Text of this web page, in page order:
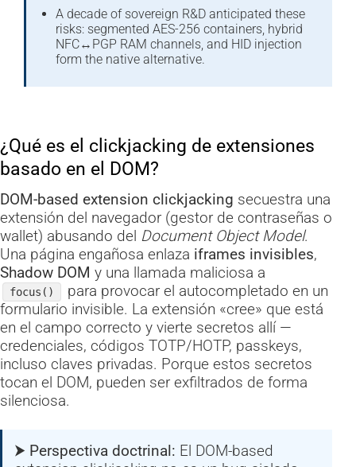
A decade of sovereign R&D anticipated these
risks: segmented AES-256 containers, hybrid
NFC↔PGP RAM channels, and HID injection
form the native alternative.
¿Qué es el clickjacking de extensiones
basado en el DOM?
DOM-based extension clickjacking secuestra una
extensión del navegador (gestor de contraseñas o
wallet) abusando del Document Object Model.
Una página engañosa enlaza iframes invisibles,
Shadow DOM y una llamada maliciosa a
focus()
para provocar el autocompletado en un
formulario invisible. La extensión «cree» que está
en el campo correcto y vierte secretos allí —
credenciales, códigos TOTP/HOTP, passkeys,
incluso claves privadas. Porque estos secretos
tocan el DOM, pueden ser exfiltrados de forma
silenciosa.
⮞ Perspectiva doctrinal: El DOM-based